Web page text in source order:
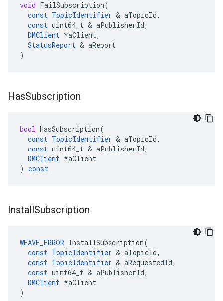
void FailSubscription(
const TopicIdentifier & aTopicId,
const uint64_t & aPublisherId,
DMClient *aClient,
StatusReport & aReport
)
HasSubscription
bool HasSubscription(
const TopicIdentifier & aTopicId,
const uint64_t & aPublisherId,
DMClient *aClient
) const
InstallSubscription
WEAVE_ERROR InstallSubscription(
const TopicIdentifier & aTopicId,
const TopicIdentifier & aRequestedId,
const uint64_t & aPublisherId,
DMClient *aClient
)